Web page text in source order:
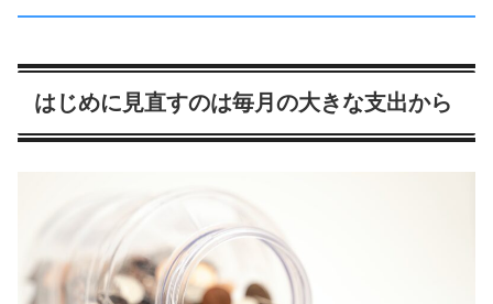
はじめに見直すのは毎月の大きな支出から